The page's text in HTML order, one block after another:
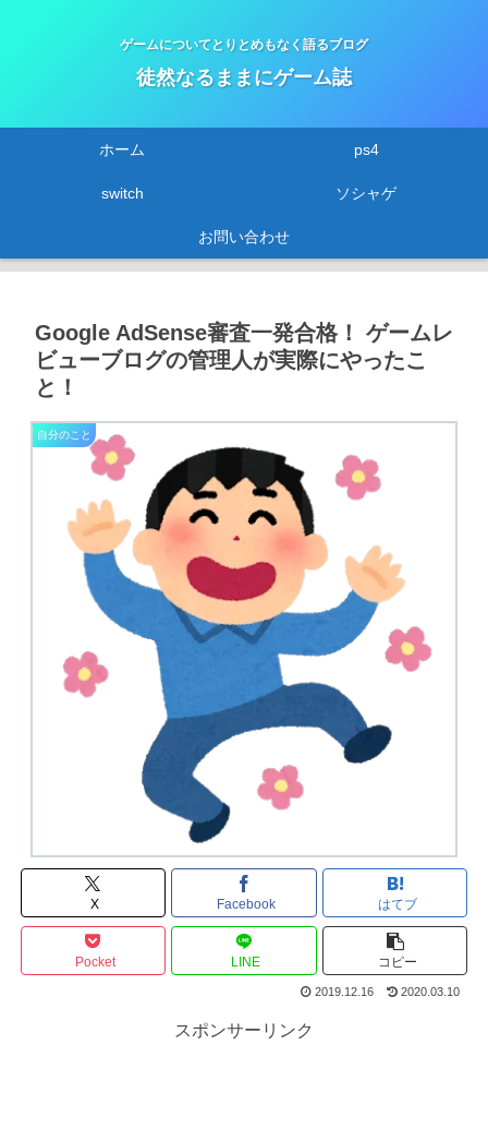
ゲームについてとりとめもなく語るブログ
徒然なるままにゲーム誌
ホーム ps4
switch ソシャゲ
お問い合わせ
Google AdSense審査一発合格！ ゲームレ
ビューブログの管理人が実際にやったこ
と！
自分のこと
X Facebook はてブ
Pocket LINE コピー
2019.12.16 2020.03.10
スポンサーリンク